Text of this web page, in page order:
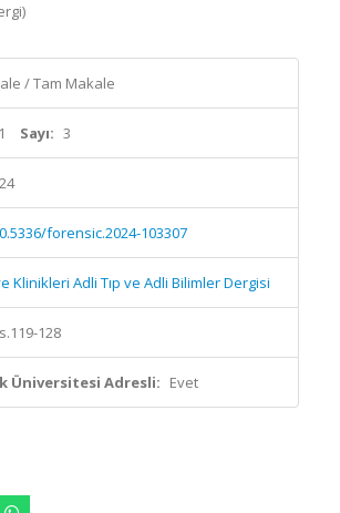
/ Tam Makale
Sayı: 3
forensic.2024-103307
Klinikleri Adli Tıp ve Adli Bilimler Dergisi
128
Üniversitesi Adresli: Evet